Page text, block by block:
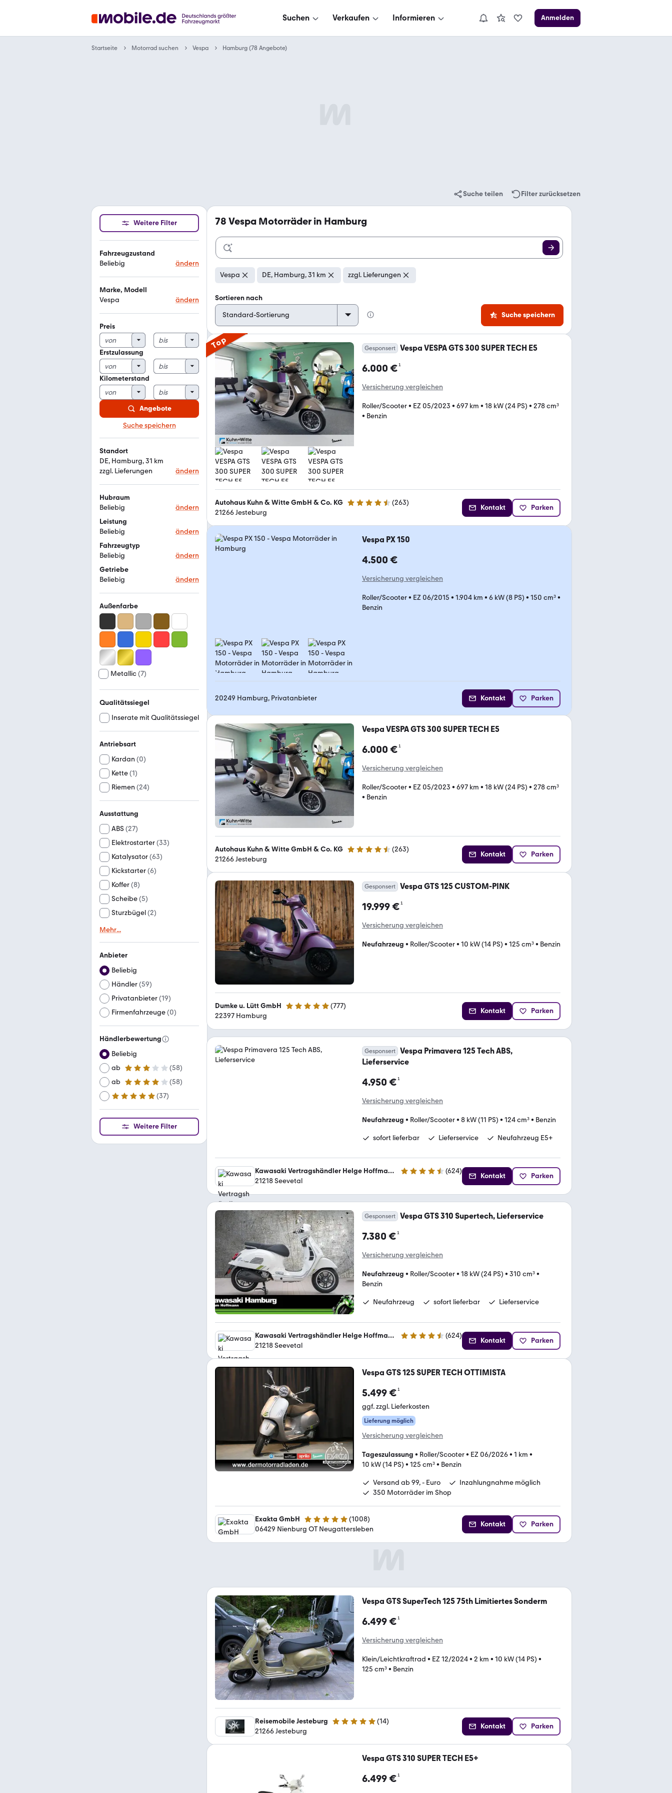
Suchen Verkaufen Informieren Anmelden
Startseite Motorrad suchen Vespa Hamburg (78 Angebote)
Suche teilen Filter zurücksetzen
Weitere Filter
Fahrzeugzustand
Beliebig
ändern
Marke, Modell
Vespa
ändern
Preis
Erstzulassung
Kilometerstand
Angebote
Suche speichern
Standort
DE, Hamburg, 31 km
zzgl. Lieferungen
ändern
Hubraum
Beliebig
ändern
Leistung
Beliebig
ändern
Fahrzeugtyp
Beliebig
ändern
Getriebe
Beliebig
ändern
Außenfarbe
Metallic(7)
Qualitätssiegel
Inserate mit Qualitätssiegel
Antriebsart
Kardan (0)
Kette(1)
Riemen (24)
Ausstattung
ABS (27)
Elektrostarter(33)
Katalysator(63)
Kickstarter(6)
Koffer(8)
Scheibe(5)
Sturzbügel(2)
Mehr...
Anbieter
Beliebig
Händler(59)
Privatanbieter(19)
Firmenfahrzeuge(0)
Händlerbewertung
Beliebig
ab
3 Sterne (58)
ab
4 Sterne (58)
ab
5 Sterne (37)
Weitere Filter
78 Vespa Motorräder in Hamburg
Vespa DE, Hamburg, 31 km zzgl. Lieferungen
Sortieren nach
Suche speichern
Top Gesponsert Vespa VESPA GTS 300 SUPER TECH E5
6.000 €¹
Versicherung vergleichen
Roller/Scooter• EZ 05/2023 • 697 km • 18 kW (24 PS) • 278 cm³
• Benzin
Autohaus Kuhn & Witte GmbH & Co. KG 4.4 Sterne (263)
21266 Jesteburg
Kontakt Parken
Vespa PX 150
4.500 €
Versicherung vergleichen
Roller/Scooter• EZ 06/2015 • 1.904 km • 6 kW (8 PS) • 150 cm³•
Benzin
20249 Hamburg, Privatanbieter Kontakt Parken
Vespa VESPA GTS 300 SUPER TECH E5
6.000 €¹
Versicherung vergleichen
Roller/Scooter• EZ 05/2023 • 697 km • 18 kW (24 PS) • 278 cm³
• Benzin
Autohaus Kuhn & Witte GmbH & Co. KG 4.4 Sterne (263)
21266 Jesteburg
Kontakt Parken
Gesponsert Vespa GTS 125 CUSTOM-PINK
19.999 €¹
Versicherung vergleichen
Neufahrzeug • Roller/Scooter• 10 kW (14 PS) • 125 cm³• Benzin
Dumke u. Lütt GmbH 4.9 Sterne (777)
22397 Hamburg
Kontakt Parken
Gesponsert
Vespa Primavera 125 Tech ABS,
Lieferservice
4.950 €¹
Versicherung vergleichen
Neufahrzeug • Roller/Scooter• 8 kW (11 PS) • 124 cm³• Benzin
sofort lieferbar Lieferservice Neufahrzeug E5+
Kawasaki Vertragshändler Helge Hoffmann e.K. 4.7 Sterne (624)
21218 Seevetal
Kontakt Parken
Gesponsert Vespa GTS 310 Supertech, Lieferservice
7.380 €¹
Versicherung vergleichen
Neufahrzeug • Roller/Scooter• 18 kW (24 PS) • 310 cm³•
Benzin
Neufahrzeug sofort lieferbar Lieferservice
Kawasaki Vertragshändler Helge Hoffmann e.K. 4.7 Sterne (624)
21218 Seevetal
Kontakt Parken
Vespa GTS 125 SUPER TECH OTTIMISTA
5.499 €¹
ggf. zzgl. Lieferkosten
Lieferung möglich
Versicherung vergleichen
Tageszulassung • Roller/Scooter• EZ 06/2026• 1 km •
10 kW (14 PS) • 125 cm³• Benzin
Versand ab 99, - Euro
Inzahlungnahme möglich
350 Motorräder im Shop
Exakta GmbH 4.8 Sterne (1008)
06429 Nienburg OT Neugattersleben
Kontakt Parken
Vespa GTS SuperTech 125 75th Limitiertes Sonderm
6.499 €¹
Versicherung vergleichen
Klein/Leichtkraftrad • EZ 12/2024• 2 km • 10 kW (14 PS) •
125 cm³• Benzin
Reisemobile Jesteburg 5 Sterne (14)
21266 Jesteburg
Kontakt Parken
Vespa GTS 310 SUPER TECH E5+
6.499 €¹